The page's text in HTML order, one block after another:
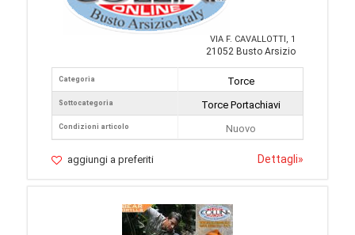
VIA F. CAVALLOTTI, 1
21052 Busto Arsizio
Categoria
Sottocategoria
Condizioni articolo
Torce
Torce Portachiavi
Nuovo
aggiungi a preferiti Dettagli»